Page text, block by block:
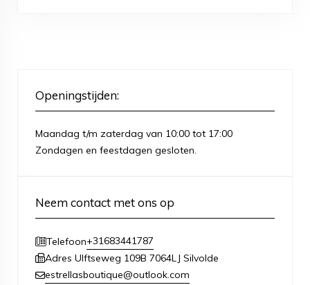
Openingstijden:
Maandag t/m zaterdag van 10:00 tot 17:00
Zondagen en feestdagen gesloten.
Neem contact met ons op
Telefoon+31683441787
Adres Ulftseweg 109B 7064LJ Silvolde
estrellasboutique@outlook.com